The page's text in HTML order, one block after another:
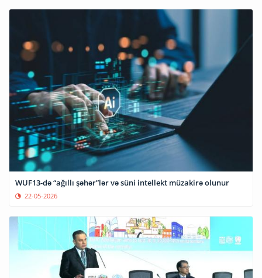
WUF13-də “ağıllı şəhər”lər və süni intellekt müzakirə olunur
22-05-2026